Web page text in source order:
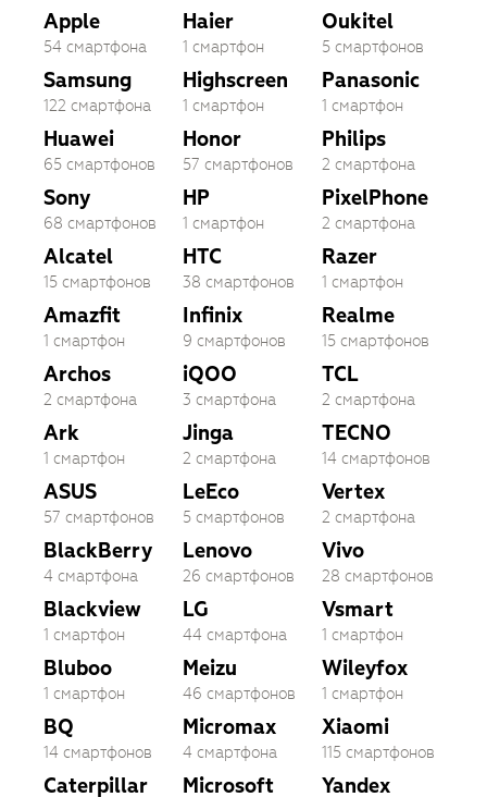
Apple
54 смартфона
Samsung
122 смартфона
Huawei
65 смартфонов
Sony
68 смартфонов
Alcatel
15 смартфонов
Amazfit
1 смартфон
Archos
2 смартфона
Ark
1 смартфон
ASUS
57 смартфонов
BlackBerry
4 смартфона
Blackview
1 смартфон
Bluboo
1 смартфон
BQ
14 смартфонов
Caterpillar
Haier
1 смартфон
Highscreen
1 смартфон
Honor
57 смартфонов
HP
1 смартфон
HTC
38 смартфонов
Infinix
9 смартфонов
iQOO
3 смартфона
Jinga
2 смартфона
LeEco
5 смартфонов
Lenovo
26 смартфонов
LG
44 смартфона
Meizu
46 смартфонов
Micromax
4 смартфона
Microsoft
Oukitel
5 смартфонов
Panasonic
1 смартфон
Philips
2 смартфона
PixelPhone
2 смартфона
Razer
1 смартфон
Realme
15 смартфонов
TCL
2 смартфона
TECNO
14 смартфонов
Vertex
2 смартфона
Vivo
28 смартфонов
Vsmart
1 смартфон
Wileyfox
1 смартфон
Xiaomi
115 смартфонов
Yandex